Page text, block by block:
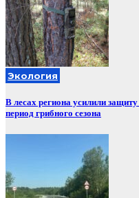
Экология
В лесах региона усилили
период грибного сезона